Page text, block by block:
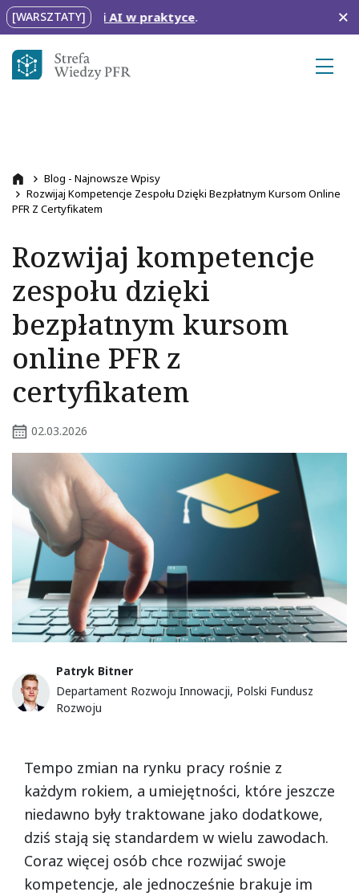
Przejdź do treści
[WARSZTATY]
Agenci AI w praktyce.
Ścieżka nawigacyjna
Przejdź na stronę główną
Blog - Najnowsze Wpisy
Rozwijaj Kompetencje Zespołu Dzięki Bezpłatnym Kursom Online
PFR Z Certyfikatem
Rozwijaj kompetencje
zespołu dzięki
bezpłatnym kursom
online PFR z
certyfikatem
02.03.2026
Patryk Bitner
Departament Rozwoju Innowacji, Polski Fundusz
Rozwoju
Formatted text
Tempo zmian na rynku pracy rośnie z
każdym rokiem, a umiejętności, które jeszcze
niedawno były traktowane jako dodatkowe,
dziś stają się standardem w wielu zawodach.
Coraz więcej osób chce rozwijać swoje
kompetencje, ale jednocześnie brakuje im